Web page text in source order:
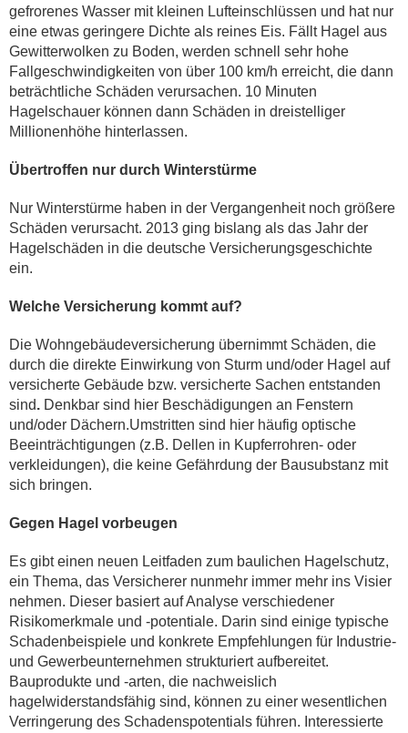
gefrorenes Wasser mit kleinen Lufteinschlüssen und hat nur
eine etwas geringere Dichte als reines Eis. Fällt Hagel aus
Gewitterwolken zu Boden, werden schnell sehr hohe
Fallgeschwindigkeiten von über 100 km/h erreicht, die dann
beträchtliche Schäden verursachen. 10 Minuten
Hagelschauer können dann Schäden in dreistelliger
Millionenhöhe hinterlassen.
Übertroffen nur durch Winterstürme
Nur Winterstürme haben in der Vergangenheit noch größere
Schäden verursacht. 2013 ging bislang als das Jahr der
Hagelschäden in die deutsche Versicherungsgeschichte
ein.
Welche Versicherung kommt auf?
Die Wohngebäudeversicherung übernimmt Schäden, die
durch die direkte Einwirkung von Sturm und/oder Hagel auf
versicherte Gebäude bzw. versicherte Sachen entstanden
sind. Denkbar sind hier Beschädigungen an Fenstern
und/oder Dächern.Umstritten sind hier häufig optische
Beeinträchtigungen (z.B. Dellen in Kupferrohren- oder
verkleidungen), die keine Gefährdung der Bausubstanz mit
sich bringen.
Gegen Hagel vorbeugen
Es gibt einen neuen Leitfaden zum baulichen Hagelschutz,
ein Thema, das Versicherer nunmehr immer mehr ins Visier
nehmen. Dieser basiert auf Analyse verschiedener
Risikomerkmale und -potentiale. Darin sind einige typische
Schadenbeispiele und konkrete Empfehlungen für Industrie-
und Gewerbeunternehmen strukturiert aufbereitet.
Bauprodukte und -arten, die nachweislich
hagelwiderstandsfähig sind, können zu einer wesentlichen
Verringerung des Schadenspotentials führen. Interessierte